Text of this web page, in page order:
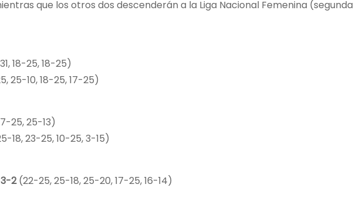
que los otros dos descenderán a la Liga Nacional Femenina (segunda
18-25, 18-25)
25-10, 18-25, 17-25)
25, 25-13)
18, 23-25, 10-25, 3-15)
2(22-25, 25-18, 25-20, 17-25, 16-14)